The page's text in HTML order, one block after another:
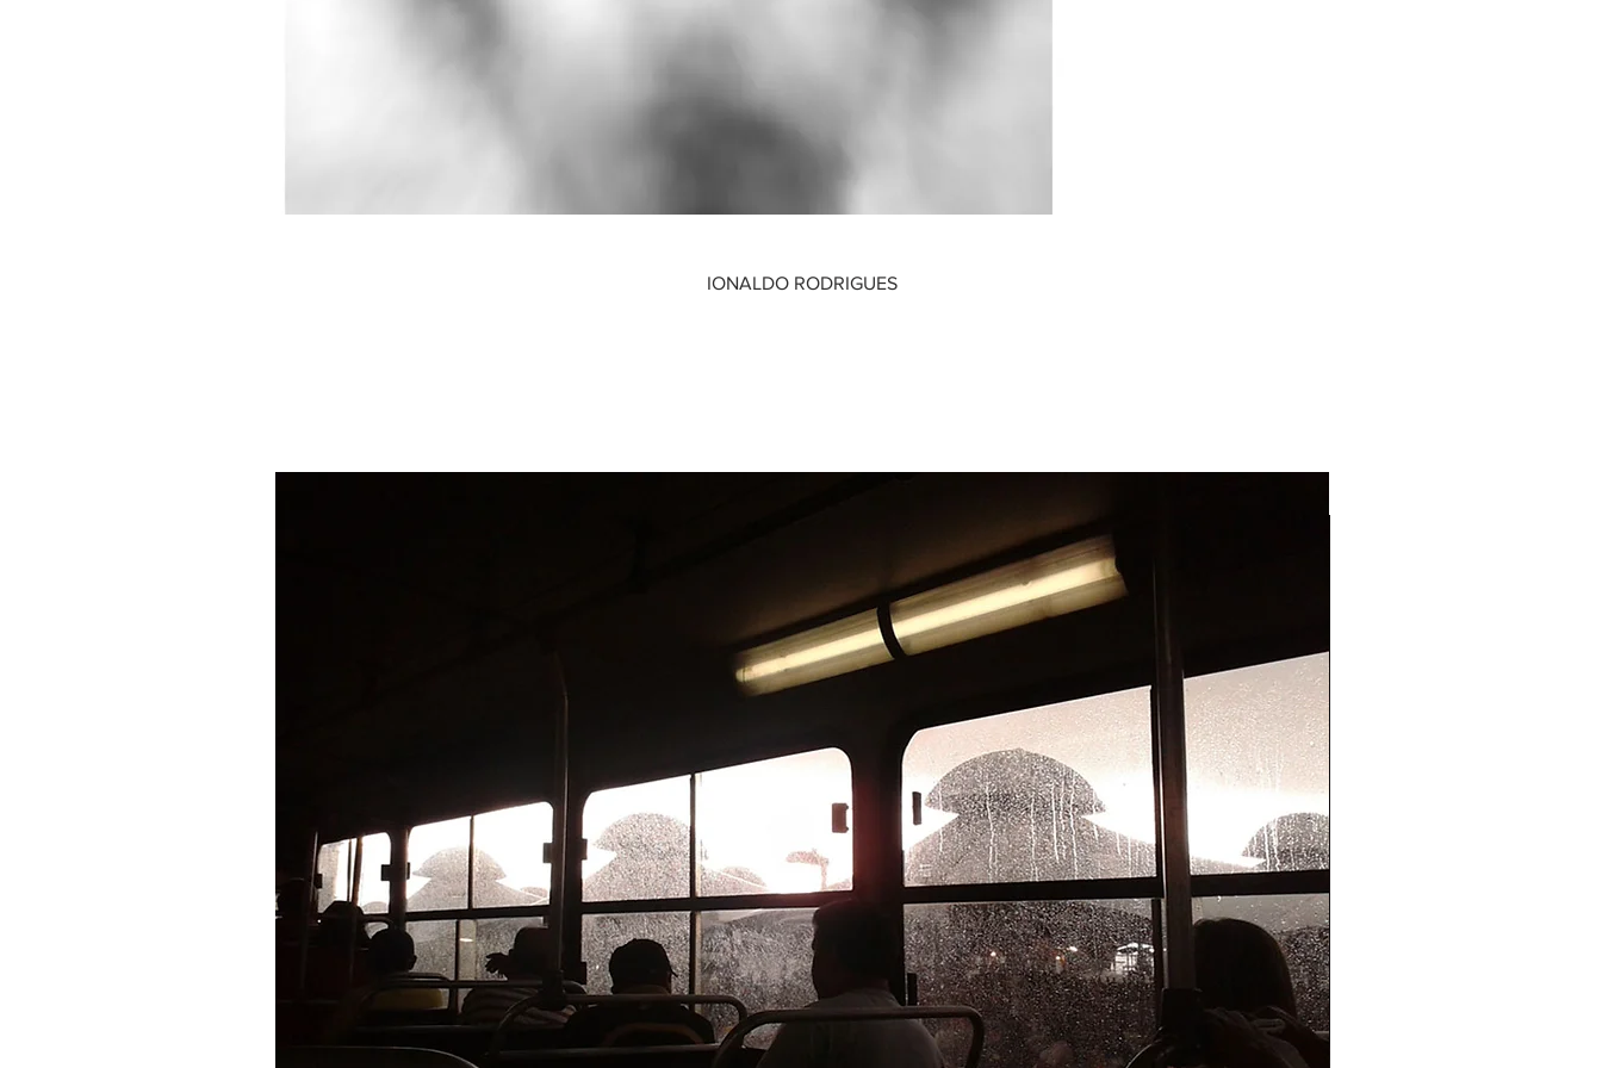
IONALDO RODRIGUES